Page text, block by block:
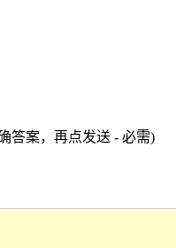
答案，再点发送 - 必需)